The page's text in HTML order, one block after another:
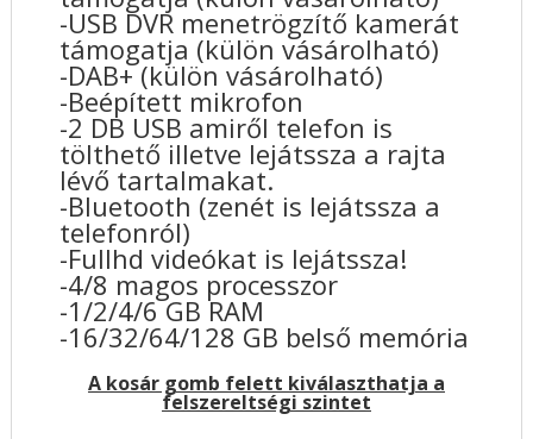
-USB DVR menetrögzítő kamerát
támogatja (külön vásárolható)
-DAB+ (külön vásárolható)
-Beépített mikrofon
-2 DB USB amiről telefon is
tölthető illetve lejátssza a rajta
lévő tartalmakat.
-Bluetooth (zenét is lejátssza a
telefonról)
-Fullhd videókat is lejátssza!
-4/8 magos processzor
-1/2/4/6 GB RAM
-16/32/64/128 GB belső memória
A kosár gomb felett kiválaszthatja a
felszereltségi szintet